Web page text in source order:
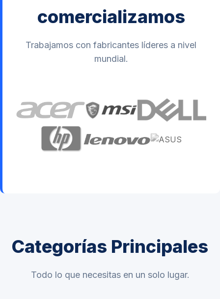
comercializamos
Trabajamos con fabricantes líderes a nivel
mundial.
Categorías Principales
Todo lo que necesitas en un solo lugar.